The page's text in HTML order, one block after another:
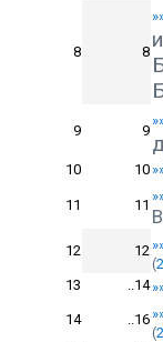
8 8
9 9
10 10
11 11
12 12
(
13
..14
14
..16
(